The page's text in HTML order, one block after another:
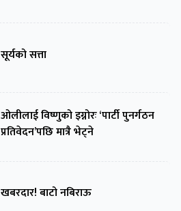
सूर्यको सत्ता
ओलीलाई विष्णुको इग्नोरः ‘पार्टी पुनर्गठन
प्रतिवेदन’पछि मात्रै भेट्ने
खबरदार! बाटो नबिराऊ